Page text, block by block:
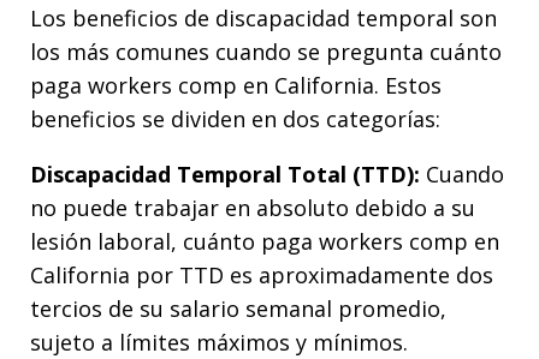
Los beneficios de discapacidad temporal son
los más comunes cuando se pregunta cuánto
paga workers comp en California. Estos
beneficios se dividen en dos categorías:
Discapacidad Temporal Total (TTD): Cuando
no puede trabajar en absoluto debido a su
lesión laboral, cuánto paga workers comp en
California por TTD es aproximadamente dos
tercios de su salario semanal promedio,
sujeto a límites máximos y mínimos.